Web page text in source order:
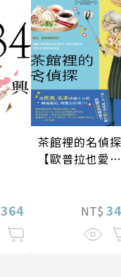
364
茶館裡的名偵探
【歐普拉也愛！
《茶館裡的嫌疑
人》續作】
NT$